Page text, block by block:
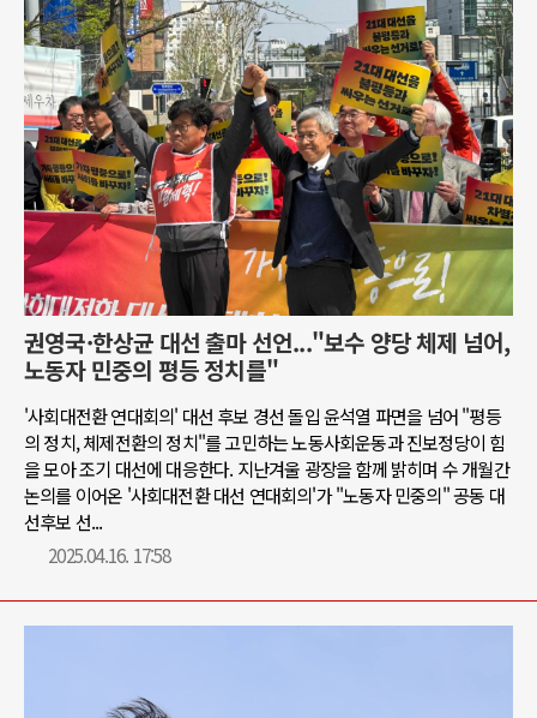
권영국·한상균 대선 출마 선언..."보수 양당 체제 넘어,
노동자 민중의 평등 정치를"
'사회대전환 연대회의' 대선 후보 경선 돌입 윤석열 파면을 넘어 "평등
의 정치, 체제전환의 정치"를 고민하는 노동사회운동과 진보정당이 힘
을 모아 조기 대선에 대응한다. 지난겨울 광장을 함께 밝히며 수 개월간
논의를 이어온 '사회대전환 대선 연대회의'가 "노동자 민중의" 공동 대
선후보 선...
2025.04.16. 17:58